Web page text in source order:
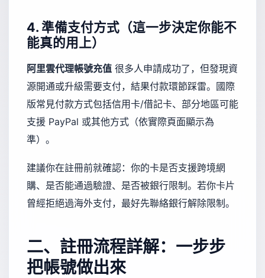
4. 準備支付方式（這一步決定你能不
能真的用上）
阿里雲代理帳號充值 很多人申請成功了，但發現資
源開通或升級需要支付，結果付款環節踩雷。國際
版常見付款方式包括信用卡/借記卡、部分地區可能
支援 PayPal 或其他方式（依實際頁面顯示為
準）。
建議你在註冊前就確認：你的卡是否支援跨境網
購、是否能通過驗證、是否被銀行限制。若你卡片
曾經拒絕過海外支付，最好先聯絡銀行解除限制。
二、註冊流程詳解：一步步
把帳號做出來